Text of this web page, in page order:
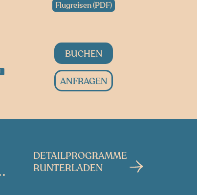
Flugreisen (PDF)
BUCHEN
ANFRAGEN
DETAILPROGRAMME
RUNTERLADEN